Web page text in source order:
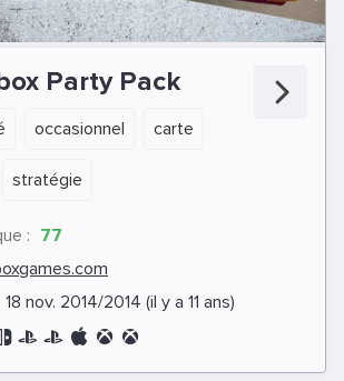
Party Pack
occasionnel carte
stratégie
: 77
18 nov. 2014/2014 (il y a 11 ans)